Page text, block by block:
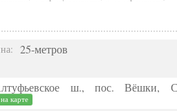
: 25-метров
ш., пос. Вёшки,
карте